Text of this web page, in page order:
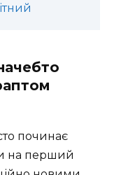
починає
на перший